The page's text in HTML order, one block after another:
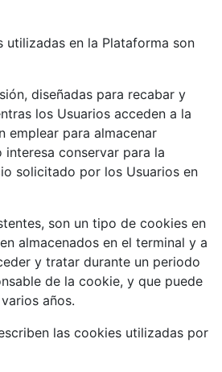
utilizadas en la Plataforma son
diseñadas para recabar y
los Usuarios acceden a la
emplear para almacenar
conservar para la
solicitado por los Usuarios en
son un tipo de cookies en
almacenados en el terminal y a
y tratar durante un periodo
de la cookie, y que puede
años.
las cookies utilizadas por